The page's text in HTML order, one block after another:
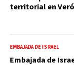
territorial en
EMBAJADA DE ISRAEL
Embajada de